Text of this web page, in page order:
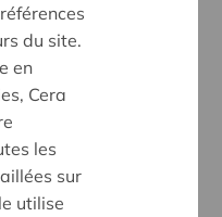
et respectueuse, sans
du site.
en
Cera
les
sur
utilise